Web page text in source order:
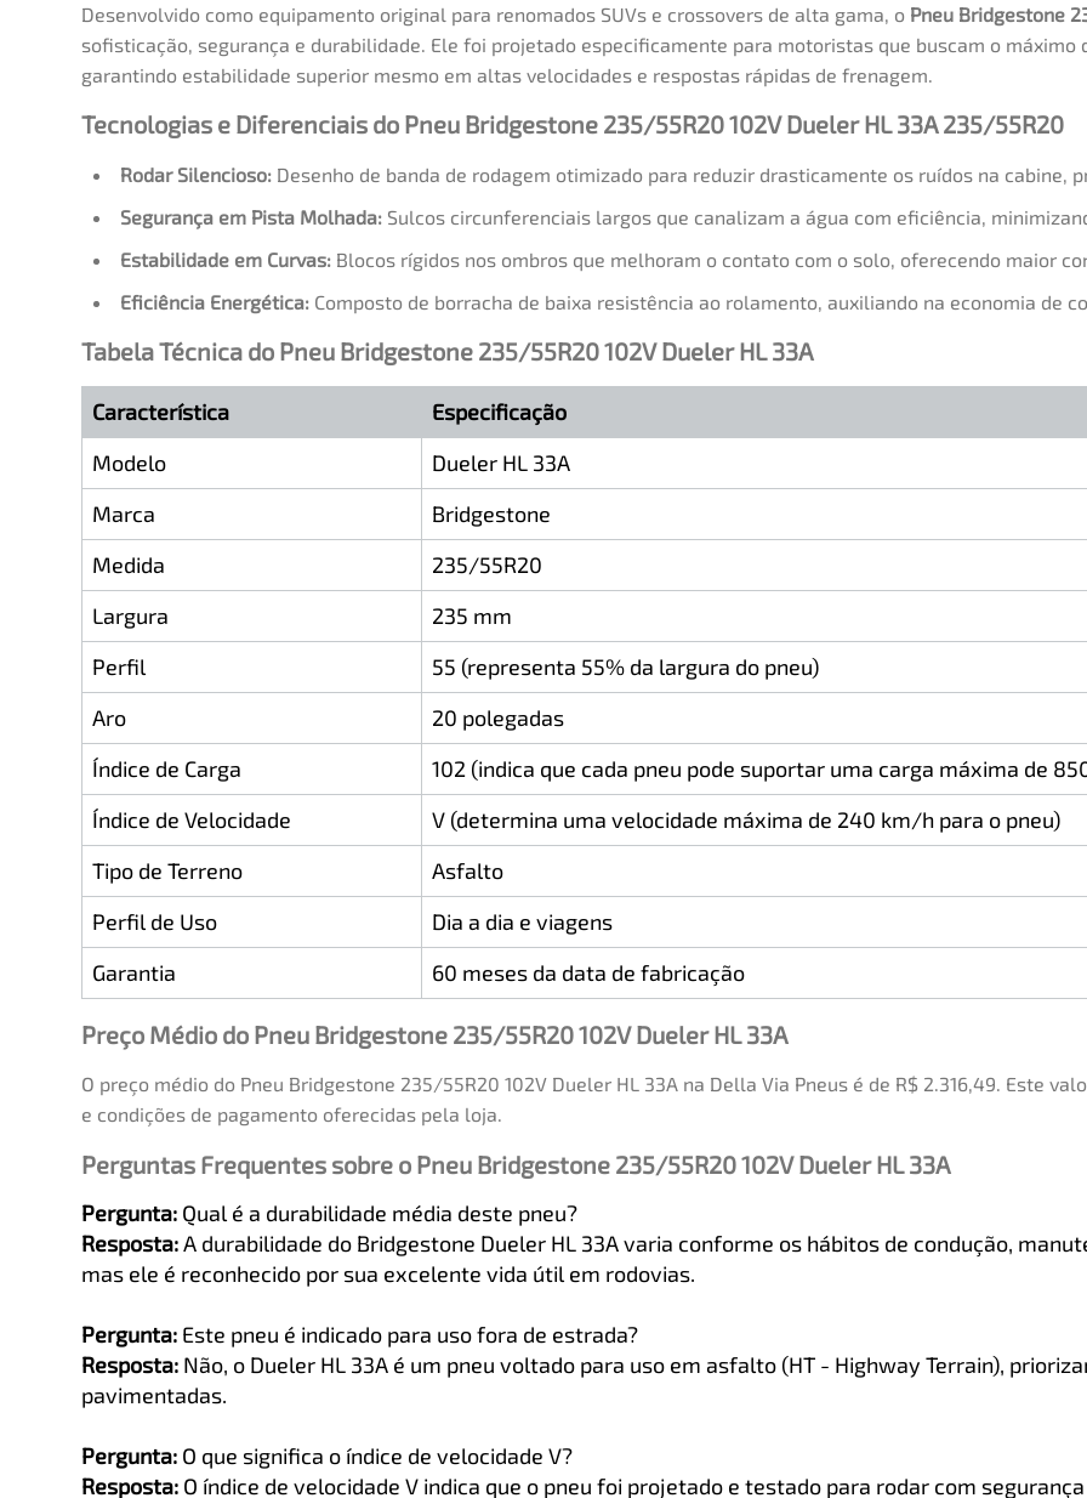
Desenvolvido como equipamento original para renomados SUVs e crossovers de alta gama, o Pneu Bridgestone
sofisticação, segurança e durabilidade. Ele foi projetado especificamente para motoristas que buscam o
garantindo estabilidade superior mesmo em altas velocidades e respostas rápidas de frenagem.
Tecnologias e Diferenciais do Pneu Bridgestone 235/55R20 102V Dueler HL 33A 235/55R20
Rodar Silencioso: Desenho de banda de rodagem otimizado para reduzir drasticamente os ruídos na cabine,
Segurança em Pista Molhada: Sulcos circunferenciais largos que canalizam a água com eficiência,
Estabilidade em Curvas: Blocos rígidos nos ombros que melhoram o contato com o solo, oferecendo maior
Eficiência Energética: Composto de borracha de baixa resistência ao rolamento, auxiliando na economia de
Tabela Técnica do Pneu Bridgestone 235/55R20 102V Dueler HL 33A
Característica
Especificação
Modelo
Dueler HL 33A
Marca
Bridgestone
Medida
235/55R20
Largura
235 mm
Perfil
55 (representa 55% da largura do pneu)
Aro
20 polegadas
Índice de Carga
102 (indica que cada pneu pode suportar uma carga máxima de
Índice de Velocidade
V (determina uma velocidade máxima de 240 km/h para o pneu)
Tipo de Terreno
Asfalto
Perfil de Uso
Dia a dia e viagens
Garantia
60 meses da data de fabricação
Preço Médio do Pneu Bridgestone 235/55R20 102V Dueler HL 33A
O preço médio do Pneu Bridgestone 235/55R20 102V Dueler HL 33A na Della Via Pneus é de R$ 2.316,49. Este
e condições de pagamento oferecidas pela loja.
Perguntas Frequentes sobre o Pneu Bridgestone 235/55R20 102V Dueler HL 33A
Pergunta: Qual é a durabilidade média deste pneu?
Resposta:A durabilidade do Bridgestone Dueler HL 33A varia conforme os hábitos de condução,
mas ele é reconhecido por sua excelente vida útil em rodovias.
Pergunta: Este pneu é indicado para uso fora de estrada?
Resposta: Não, o Dueler HL 33A é um pneu voltado para uso em asfalto (HT - Highway Terrain),
pavimentadas.
Pergunta: O que significa o índice de velocidade V?
Resposta: O índice de velocidade V indica que o pneu foi projetado e testado para rodar com